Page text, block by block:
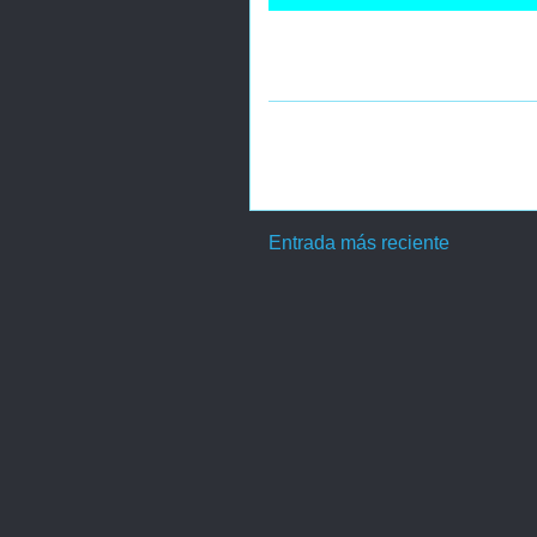
Entrada más reciente